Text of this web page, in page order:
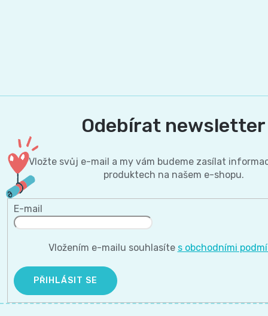
Odebírat newsletter
Vložte svůj e-mail a my vám budeme zasílat
produktech na našem e-shopu.
E-mail
Vložením e-mailu souhlasíte s obchodními
PŘIHLÁSIT SE